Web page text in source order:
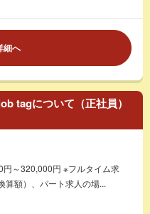
細へ
tagについて（正社員）
～320,000円 ※フルタイム求
算額）、パート求人の場...